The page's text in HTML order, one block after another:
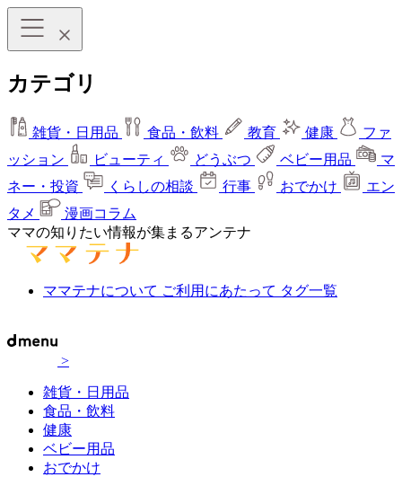
カテゴリ
雑貨・日用品 食品・飲料 教育 健康
ファ
ッション
ビューティ どうぶつ ベビー用品
マ
ネー・投資
くらしの相談 行事 おでかけ
エン
タメ
漫画コラム
ママの知りたい情報が集まるアンテナ
ママテナについて ご利用にあたって タグ一覧
>
雑貨・日用品
食品・飲料
健康
ベビー用品
おでかけ